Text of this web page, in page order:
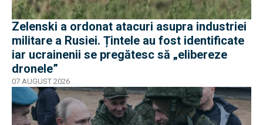
Zelenski a ordonat atacuri asupra industriei
militare a Rusiei. Țintele au fost identificate
iar ucrainenii se pregătesc să „elibereze
dronele”
07 AUGUST 2026